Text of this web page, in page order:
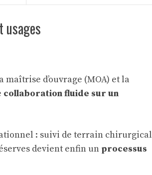
d’ouvrage (MOA) et la
collaboration fluide sur un
: suivi de terrain chirurgical
devient enfin un processus